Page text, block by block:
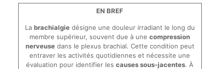
EN BREF
La brachialgiedésigne une douleur irradiant le long du
membre supérieur, souvent due à unecompression
nerveusedans le plexus brachial. Cette condition peut
entraver les activités quotidiennes et nécessite une
évaluation pour identifier lescauses sous-jacentes. À